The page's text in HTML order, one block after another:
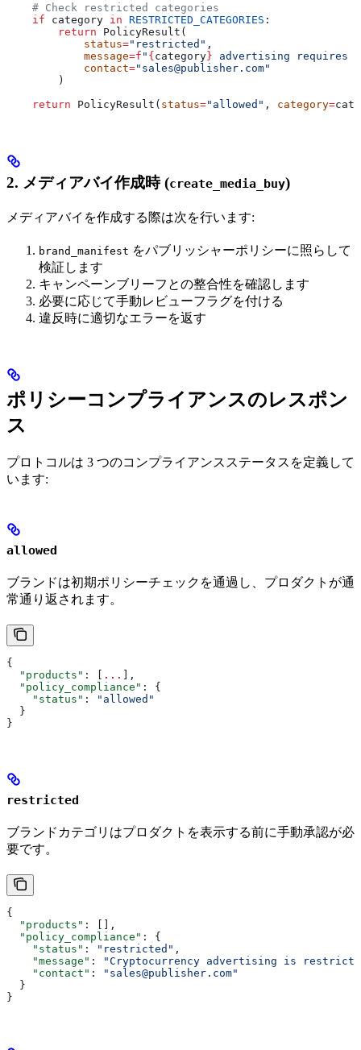
    # Check restricted categories
    if
category in RESTRICTED_CATEGORIES :
        return
PolicyResult(
            status
="restricted" ,
            message
=f " { category } advertising requires
            contact
="sales@publisher.com"
        )
    return
PolicyResult( status="allowed" , category=
2. メディアバイ作成時 (create_media_buy)
メディアバイを作成する際は次を行います:
brand_manifest をパブリッシャーポリシーに照らして
検証します
キャンペーンブリーフとの整合性を確認します
必要に応じて手動レビューフラグを付ける
違反時に適切なエラーを返す
ポリシーコンプライアンスのレスポン
ス
プロトコルは 3 つのコンプライアンスステータスを定義して
います:
allowed
ブランドは初期ポリシーチェックを通過し、プロダクトが通
常通り返されます。
{
  "products"
: [ ... ],
  "policy_compliance"
: {
    "status"
:
"allowed"
  }
}
restricted
ブランドカテゴリはプロダクトを表示する前に手動承認が必
要です。
{
  "products"
: [],
  "policy_compliance"
: {
    "status"
: "restricted" ,
    "message"
:
"Cryptocurrency advertising is
    "contact"
:
"sales@publisher.com"
  }
}